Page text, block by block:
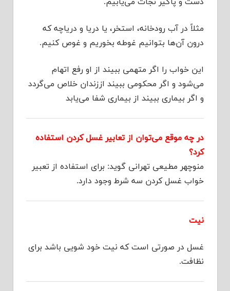
مثلاً در آب رودخانه، استخر، یا دریا و دریاچه که
درون آن‌ها بتوانیم غوطه بخوریم و غوص کنیم.
این خواب را اگر متهمی ببیند از او رفع اتهام
می‌شود و اگر محکومی ببیند اززندان خلاص می‌گردد
و اگر بیماری ببیند از بیماری شفا می‌یابد
در چه موقع می‌توان از تعابیر غسل کردن استفاده
کرد؟
منوچهر مطیعی تهرانی گوید: برای استفاده از تعبیر
خواب غسل کردن سه شرط وجود دارد.
نیت
غسل در صورتی است که نیت خود شویی باشد برای
نظافت.